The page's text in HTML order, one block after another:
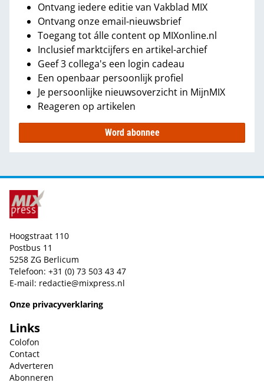
Ontvang iedere editie van Vakblad MIX
Ontvang onze email-nieuwsbrief
Toegang tot álle content op MIXonline.nl
Inclusief marktcijfers en artikel-archief
Geef 3 collega's een login cadeau
Een openbaar persoonlijk profiel
Je persoonlijke nieuwsoverzicht in MijnMIX
Reageren op artikelen
Word abonnee
Hoogstraat 110
Postbus 11
5258 ZG Berlicum
Telefoon: +31 (0) 73 503 43 47
E-mail: redactie@mixpress.nl
Onze privacyverklaring
Links
Colofon
Contact
Adverteren
Abonneren